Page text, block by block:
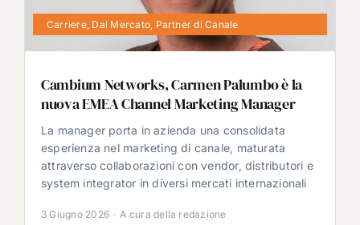
Carriere, Dal Mercato Partner di Canale
Cambium Networks, Carmen Palumbo è la
nuova EMEA Channel Marketing Manager
La manager porta in azienda una consolidata
esperienza nel marketing di canale, maturata
attraverso collaborazioni con vendor, distributori e
system integrator in diversi mercati internazionali
3 Giugno 2026 · A cura della redazione